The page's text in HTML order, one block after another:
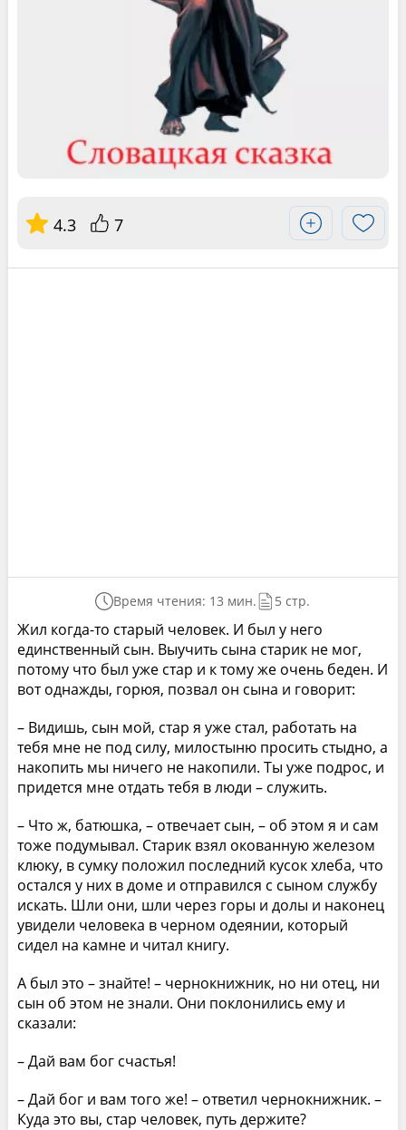
4.3 7
Время чтения: 13 мин. 5 стр.
Жил когда-то старый человек. И был у него
единственный сын. Выучить сына старик не мог,
потому что был уже стар и к тому же очень беден. И
вот однажды, горюя, позвал он сына и говорит:
– Видишь, сын мой, стар я уже стал, работать на
тебя мне не под силу, милостыню просить стыдно, а
накопить мы ничего не накопили. Ты уже подрос, и
придется мне отдать тебя в люди – служить.
– Что ж, батюшка, – отвечает сын, – об этом я и сам
тоже подумывал. Старик взял окованную железом
клюку, в сумку положил последний кусок хлеба, что
остался у них в доме и отправился с сыном службу
искать. Шли они, шли через горы и долы и наконец
увидели человека в черном одеянии, который
сидел на камне и читал книгу.
А был это – знайте! – чернокнижник, но ни отец, ни
сын об этом не знали. Они поклонились ему и
сказали:
– Дай вам бог счастья!
– Дай бог и вам того же! – ответил чернокнижник. –
Куда это вы, стар человек, путь держите?